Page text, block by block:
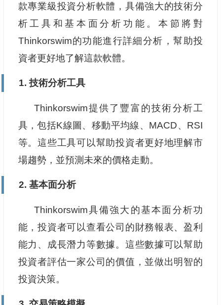
款專業級投資分析軟體，具備強大的技術分
析工具和基本面分析功能。本節將對
Thinkorswim的功能進行詳細分析，幫助投
資者更好地了解這款軟體。
1. 技術分析工具
Thinkorswim提供了豐富的技術分析工
具，包括K線圖、移動平均線、MACD、RSI
等。這些工具可以幫助投資者更好地理解市
場趨勢，並預測未來的價格走動。
2. 基本面分析
Thinkorswim具備強大的基本面分析功
能，投資者可以查看公司的財務報表、盈利
能力、成長潛力等數據。這些數據可以幫助
投資者評估一家公司的價值，並做出明智的
投資決策。